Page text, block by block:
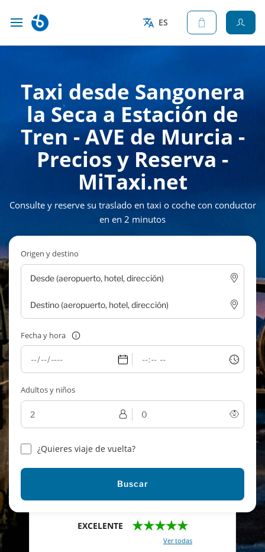
ES
Taxi desde Sangonera
la Seca a Estación de
Tren - AVE de Murcia -
Precios y Reserva -
MiTaxi.net
Consulte y reserve su traslado en taxi o coche con conductor
en en 2 minutos
Origen y destino
Fecha y hora
Adultos y niños
¿Quieres viaje de vuelta?
Buscar
EXCELENTE ★★★★★
Ver todas